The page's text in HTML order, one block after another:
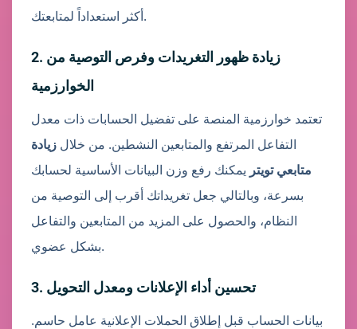
أكثر استعداداً لمتابعتك.
2. زيادة ظهور التغريدات وفرص التوصية من
الخوارزمية
تعتمد خوارزمية المنصة على تفضيل الحسابات ذات معدل
التفاعل المرتفع والمتابعين النشطين. من خلال زيادة
متابعي تويتر يمكنك رفع وزن البيانات الأساسية لحسابك
بسرعة، وبالتالي جعل تغريداتك أقرب إلى التوصية من
النظام، والحصول على المزيد من المتابعين والتفاعل
بشكل عضوي.
3. تحسين أداء الإعلانات ومعدل التحويل
بيانات الحساب قبل إطلاق الحملات الإعلانية عامل حاسم.